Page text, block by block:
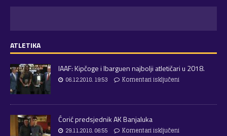
ATLETIKA
IAAF: Kipčoge i Ibarguen najbolji atletičari u 2018.
06.12.2018. 19:53 Komentari isključeni
Ćorić predsjednik AK Banjaluka
29.11.2018. 06:55 Komentari isključeni